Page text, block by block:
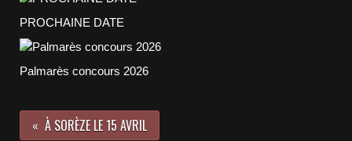
PROCHAINE DATE
Palmarès concours 2026
À SORÈZE LE 15 AVRIL